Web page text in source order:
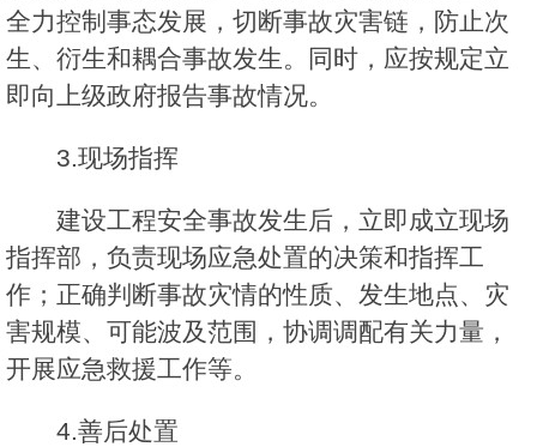
全力控制事态发展，切断事故灾害链，防止次
生、衍生和耦合事故发生。同时，应按规定立
即向上级政府报告事故情况。
3.现场指挥
建设工程安全事故发生后，立即成立现场
指挥部，负责现场应急处置的决策和指挥工
作；正确判断事故灾情的性质、发生地点、灾
害规模、可能波及范围，协调调配有关力量，
开展应急救援工作等。
4.善后处置